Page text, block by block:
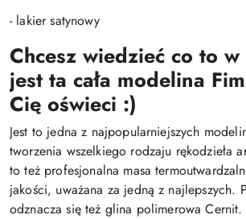
- lakier satynowy
Chcesz wiedzieć co to
jest ta cała modelina
Cię oświeci :)
Jest to jedna z najpopularniejszych
tworzenia wszelkiego rodzaju rękodzieła
to też profesjonalna masa
jakości, uważana za jedną z najlepszych.
odznacza się też glina polimerowa Cernit.